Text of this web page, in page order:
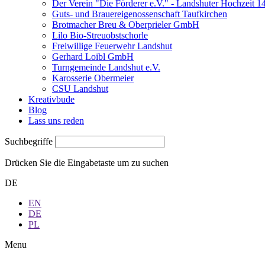
Der Verein "Die Förderer e.V." - Landshuter Hochzeit
Guts- und Brauereigenossenschaft Taufkirchen
Brotmacher Breu & Oberprieler GmbH
Lilo Bio-Streuobstschorle
Freiwillige Feuerwehr Landshut
Gerhard Loibl GmbH
Turngemeinde Landshut e.V.
Karosserie Obermeier
CSU Landshut
Kreativbude
Blog
Lass uns reden
Suchbegriffe
Drücken Sie die Eingabetaste um zu suchen
DE
EN
DE
PL
Menu